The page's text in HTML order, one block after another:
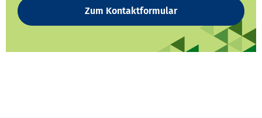
Zum Kontaktformular